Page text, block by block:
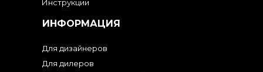
Инструкции
ИНФОРМАЦИЯ
Для дизайнеров
Для дилеров